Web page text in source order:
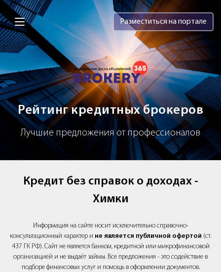
Brokery365 - Рейтинг кредитных
Разместиться на портале
Рейтинг кредитных брокеров
Лучшие предложения от профессионалов
Кредит без справок о доходах -
Химки
Информация на сайте носит исключительно справочно-
консультационный характер и не является публичной офертой (ст.
437 ГК РФ). Сайт не является банком, кредитной или микрофинансовой
организацией и не выдаёт займы. Все предложения - это содействие в
подборе финансовых услуг и помощь в оформлении документов.